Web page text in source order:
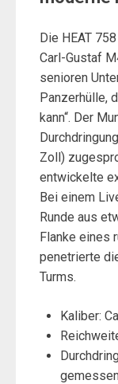
Die HEAT
Carl-Gustaf
senioren
Panzerhülle,
kann“. Der
Zoll)
entwickelte
Bei einem
Runde aus
Flanke eines
penetrierte
Turms.
Kaliber: